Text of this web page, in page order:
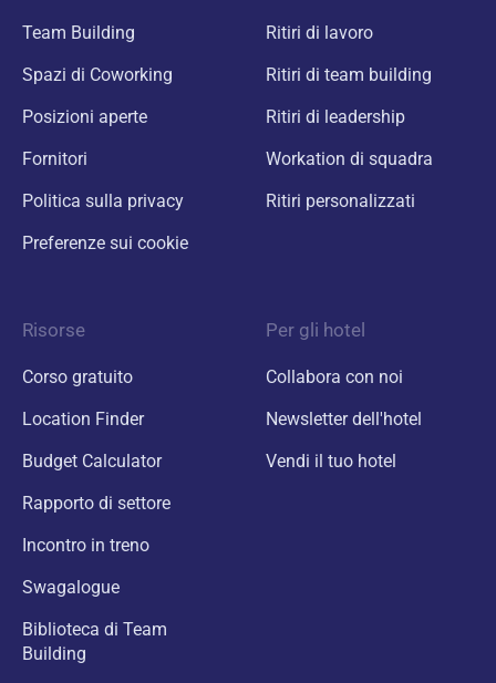
Team Building
Spazi di Coworking
Posizioni aperte
Fornitori
Politica sulla privacy
Preferenze sui cookie
Ritiri di lavoro
Ritiri di team building
Ritiri di leadership
Workation di squadra
Ritiri personalizzati
Risorse
Corso gratuito
Location Finder
Budget Calculator
Rapporto di settore
Incontro in treno
Swagalogue
Biblioteca di Team
Building
Per gli hotel
Collabora con noi
Newsletter dell'hotel
Vendi il tuo hotel